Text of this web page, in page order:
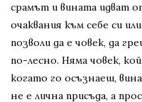
срамът и вината идват
очаквания към себе си
позволи да е човек, да
по-лесно. Няма човек,
когато го осъзнаеш,
не е лична присъда, а